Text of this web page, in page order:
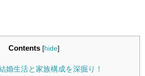
Contents [hide]
婚生活と家族構成を深掘り！